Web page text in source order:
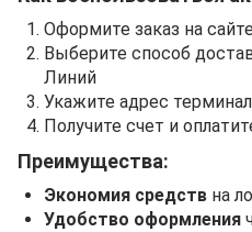
Оформите заказ на
Выберите способ
Линий
Укажите адрес
Получите счет и
Преимущества:
Экономия средств на
Удобство оформления